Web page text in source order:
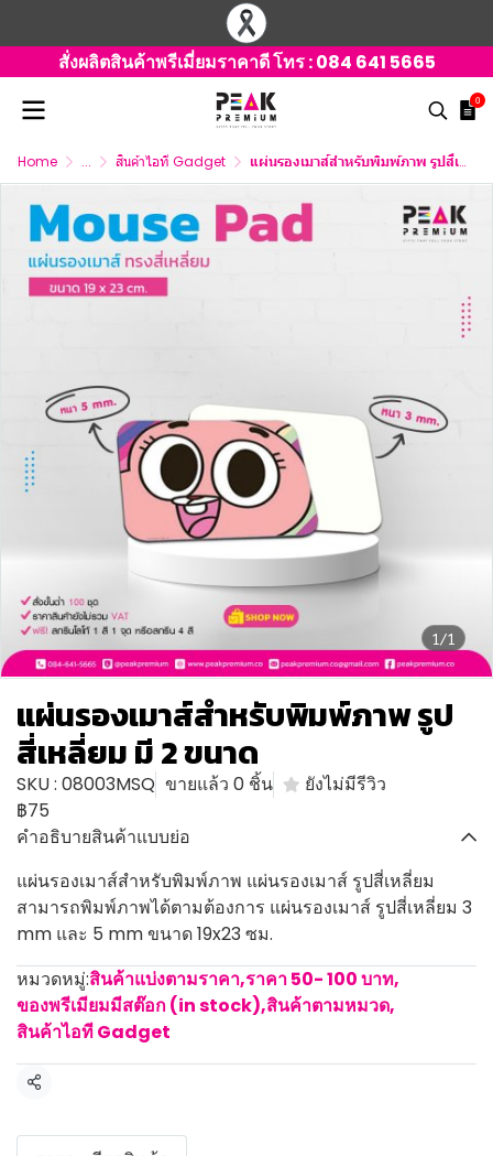
สั่งผลิตสินค้าพรีเมี่ยมราคาดี โทร :084 641 5665
0
Home ... สินค้าไอที Gadget แผ่นรองเมาส์สำหรับพิมพ์ภาพ รูปสี่เหลี่ยม มี 2 ขนาด
1/1
แผ่นรองเมาส์สำหรับพิมพ์ภาพ รูป
สี่เหลี่ยม มี 2 ขนาด
SKU : 08003MSQ ขายแล้ว 0 ชิ้น
ยังไม่มีรีวิว
฿75
คำอธิบายสินค้าแบบย่อ
แผ่นรองเมาส์สำหรับพิมพ์ภาพ แผ่นรองเมาส์ รูปสี่เหลี่ยม
สามารถพิมพ์ภาพได้ตามต้องการ แผ่นรองเมาส์ รูปสี่เหลี่ยม 3
mm และ 5 mm ขนาด 19x23 ซม.
หมวดหมู่:สินค้าแบ่งตามราคา,ราคา 50- 100 บาท,
ของพรีเมียมมีสต๊อก (in stock),สินค้าตามหมวด,
สินค้าไอที Gadget
แชร์